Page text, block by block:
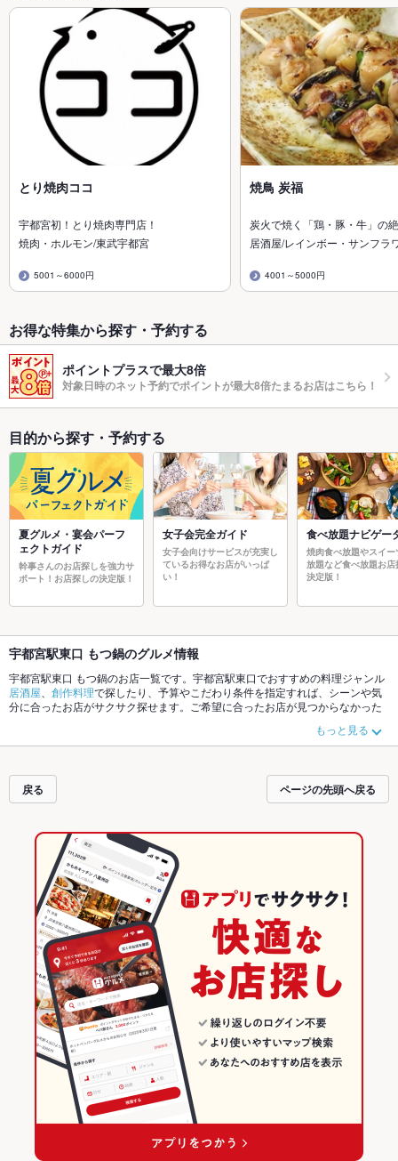
とり焼肉ココ
宇都宮初！とり焼肉専門店！
焼肉・ホルモン/東武宇都宮
5001～6000円
焼鳥 炭福
炭火で焼く「鶏・豚・牛」の
居酒屋/レインボー・サンフラ
4001～5000円
お得な特集から探す・予約する
ポイントプラスで最大8倍
対象日時のネット予約でポイントが最大8倍たまるお店はこちら！
目的から探す・予約する
夏グルメ・宴会パーフ
ェクトガイド
幹事さんのお店探しを強力サ
ポート！お店探しの決定版！
女子会完全ガイド
女子会向けサービスが充実し
ているお得なお店がいっぱ
い！
食べ放題ナビゲー
焼肉食べ放題やスイー
放題など食べ放題お店
決定版！
宇都宮駅東口 もつ鍋のグルメ情報
宇都宮駅東口 もつ鍋のお店一覧です。宇都宮駅東口でおすすめの料理ジャンル
居酒屋
創作料理で探したり、予算やこだわり条件を指定すれば、シーンや気
分に合ったお店がサクサク探せます。ご希望に合ったお店が見つからなかった
てください。ホットペッパーグルメなら、お得なクーポンはもちろん、こだわ
りメニューからあげ、お茶漬け、馬刺しや季節のおすすめ料理など、お店の最
るお店も拡大中です。友達どうしの飲み会にも、会社の宴会にも、デートやパ
ーティーにもお得に便利にホットペッパーグルメをご利用ください。
もっと見る
戻る ページの先頭へ戻る